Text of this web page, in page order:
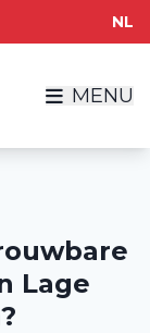
NL
MENU
Lage